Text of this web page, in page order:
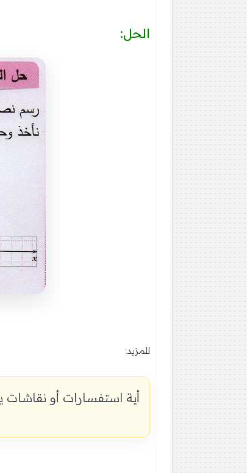
الحل:
للمزيد:
أية استفسارات أو